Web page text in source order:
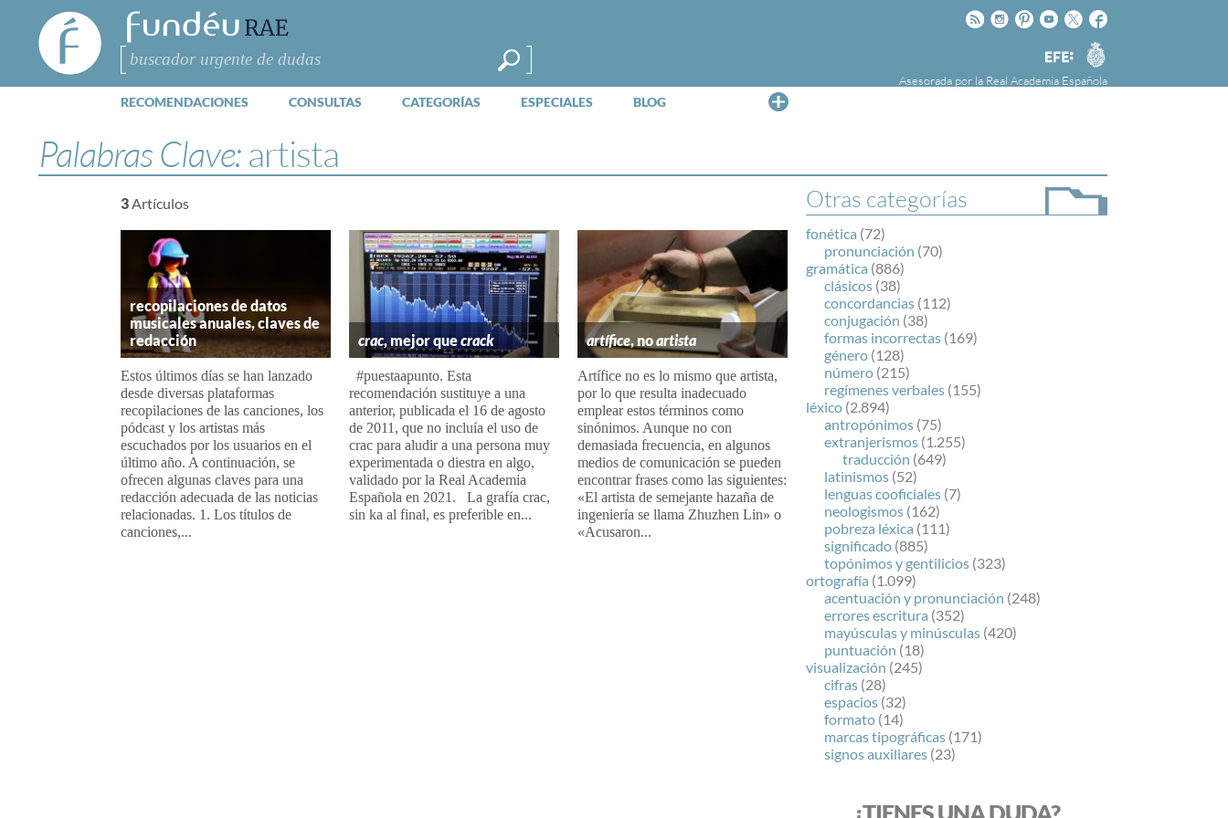
FundéuRAE
- Fundación
del Español
Urgente
Buscar
Facebook
Twitter
Youtube
Pinteres
Instagram
Rss
Agencia
EFE
Asesorada por la Real Academia Española
RECOMENDACIONES CONSULTAS CATEGORÍAS ESPECIALES BLOG
la Agencia Efe y la Real Academia Española,
cuyo objetivo es colaborar con el buen uso del
español en los medios de comunicación y en
Internet.
Palabras Clave:artista
Otras categorías
fonética (72)
pronunciación (70)
gramática (886)
clásicos (38)
concordancias (112)
conjugación (38)
formas incorrectas (169)
género (128)
número (215)
regímenes verbales (155)
léxico (2.894)
antropónimos (75)
extranjerismos (1.255)
traducción (649)
latinismos (52)
lenguas cooficiales (7)
neologismos (162)
pobreza léxica (111)
significado (885)
topónimos y gentilicios (323)
ortografía (1.099)
acentuación y pronunciación (248)
errores escritura (352)
mayúsculas y minúsculas (420)
puntuación (18)
visualización (245)
cifras (28)
espacios (32)
formato (14)
marcas tipográficas (171)
signos auxiliares (23)
3Artículos
recopilaciones de datos
musicales anuales, claves de
redacción
Estos últimos días se han lanzado
desde diversas plataformas
recopilaciones de las canciones, los
pódcast y los artistas más
escuchados por los usuarios en el
último año. A continuación, se
ofrecen algunas claves para una
redacción adecuada de las noticias
relacionadas. 1. Los títulos de
canciones,...
crac, mejor quecrack
#puestaapunto. Esta
recomendación sustituye a una
anterior, publicada el 16 de agosto
de 2011, que no incluía el uso de
crac para aludir a una persona muy
experimentada o diestra en algo,
validado por la Real Academia
Española en 2021. La grafía crac,
sin ka al final, es preferible en...
artífice, noartista
Artífice no es lo mismo que artista,
por lo que resulta inadecuado
emplear estos términos como
sinónimos. Aunque no con
demasiada frecuencia, en algunos
medios de comunicación se pueden
encontrar frases como las siguientes:
«El artista de semejante hazaña de
ingeniería se llama Zhuzhen Lin» o
«Acusaron...
¿TIENES UNA DUDA?